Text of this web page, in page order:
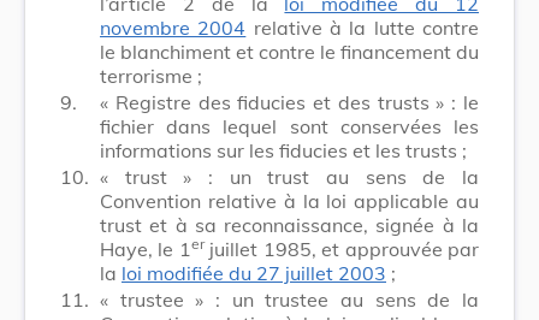
novembre 2004 relative à la lutte contre
le blanchiment et contre le financement du
terrorisme ;
9.
« Registre des fiducies et des trusts » : le
fichier dans lequel sont conservées les
informations sur les fiducies et les trusts ;
10. « trust » : un trust au sens de la
Convention relative à la loi applicable au
trust et à sa reconnaissance, signée à la
Haye, le 1 erjuillet 1985, et approuvée par
la loi modifiée du 27 juillet 2003 ;
11. « trustee » : un trustee au sens de la